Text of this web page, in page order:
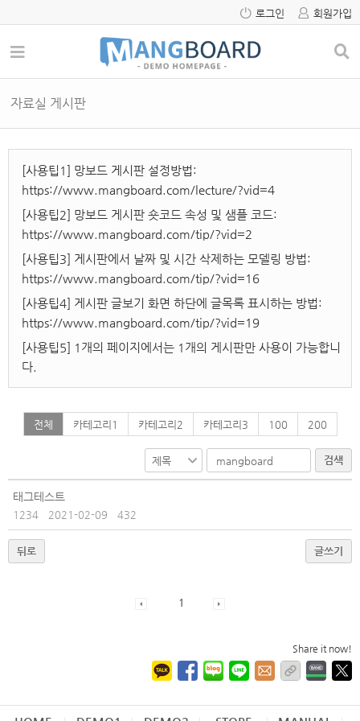
로그인 회원가입
자료실 게시판
[사용팁1] 망보드 게시판 설정방법:
https://www.mangboard.com/lecture/?vid=4
[사용팁2] 망보드 게시판 숏코드 속성 및 샘플 코드:
https://www.mangboard.com/tip/?vid=2
[사용팁3] 게시판에서 날짜 및 시간 삭제하는 모델링 방법:
https://www.mangboard.com/tip/?vid=16
[사용팁4] 게시판 글보기 화면 하단에 글목록 표시하는 방법:
https://www.mangboard.com/tip/?vid=19
[사용팁5] 1개의 페이지에서는 1개의 게시판만 사용이 가능합니
다.
전체 카테고리1 카테고리2 카테고리3 100 200
검색
태그테스트
1234 2021-02-09 432
뒤로 글쓰기
1
Share it now!